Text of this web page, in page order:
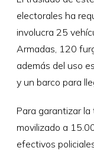
electorales ha
involucra 25
Armadas, 120
además del uso
y un barco para
Para garantizar la
movilizado a
efectivos